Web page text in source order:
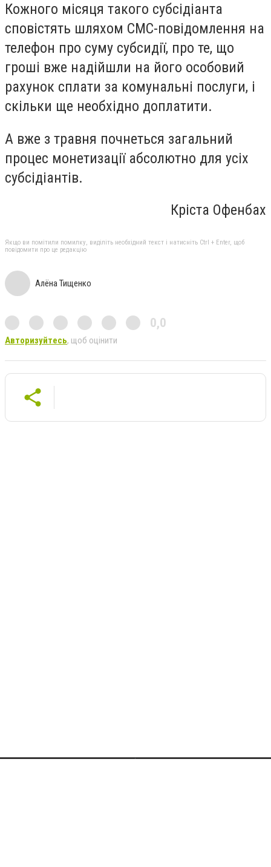
Кожного місяця такого субсідіанта
сповістять шляхом СМС-повідомлення на
телефон про суму субсидії, про те, що
гроші вже надійшли на його особовий
рахунок сплати за комунальні послуги, і
скільки ще необхідно доплатити.
А вже з травня почнеться загальний
процес монетизації абсолютно для усіх
субсідіантів.
Кріста Офенбах
Якщо ви помітили помилку, виділіть необхідний текст і натисніть Ctrl + Enter, щоб
повідомити про це редакцію
Алёна Тищенко
0,0
Авторизуйтесь, щоб оцінити